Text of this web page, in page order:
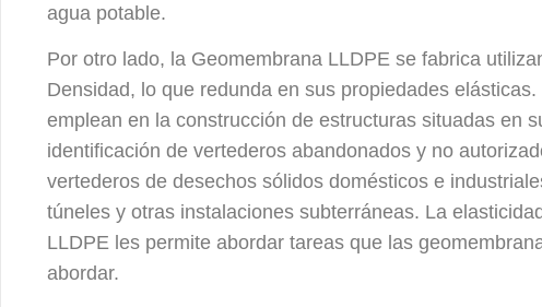
agua potable.
Por otro lado, la Geomembrana LLDPE se fabrica
Densidad, lo que redunda en sus propiedades
emplean en la construcción de estructuras situadas en
identificación de vertederos abandonados y no
vertederos de desechos sólidos domésticos e
túneles y otras instalaciones subterráneas. La
LLDPE les permite abordar tareas que las
abordar.